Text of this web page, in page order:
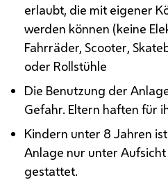
erlaubt, die mit eigener
werden können (keine
Fahrräder,Scooter,
oder Rollstühle
Die Benutzung der
Gefahr. Eltern haften für
Kindern unter 8 Jahren
Anlage nur unter
gestattet.